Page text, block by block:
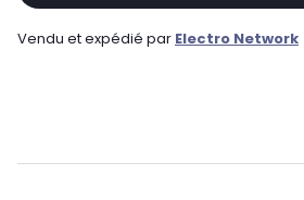
Vendu et expédié par Electro Network